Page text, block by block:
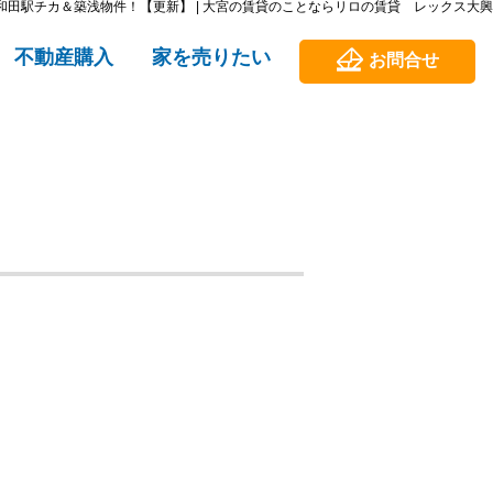
田駅チカ＆築浅物件！【更新】 | 大宮の賃貸のことならリロの賃貸 レックス大興
不動産購入 家を売りたい お問合せ